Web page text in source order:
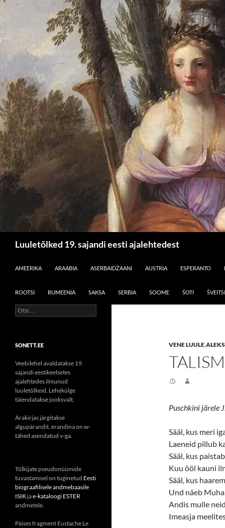
Luuletõlked 19. sajandi eesti ajalehtedest
AMEERIKA
ARAABIA ASERBAIDŽAANI AUSTRIA ESPERANTO
ROOTSI RUMEENIA SAKSA SERBIA SOOME ŠOTI ŠVEITSI
VENE LUULE,
.
Puschkini järele
Sääl, kus meri
Laeneid pillub
Sääl, kus
Kuu ööl kauni
Sääl, kus
Und näeb
Andis mulle
Imeasja
Otsi:
SONETT.EE
Veebilehel avaldatakse 19.
sajandi eestikeelsetes
ajalehtedes ilmunud
luuletõlkeid. Lehekülge
täiendatakse jooksvalt.
Ärakirjas järgitakse
algupärandit, erandina on w-
tähed asendatud v-ga.
Tõlkijate pseudonüümide
tuvastamisel on tuginetud Eesti
biograafilisele andmebaasile
ISIK jae-kataloogi ESTER
andmetele.
Päises fragment Eustache Le